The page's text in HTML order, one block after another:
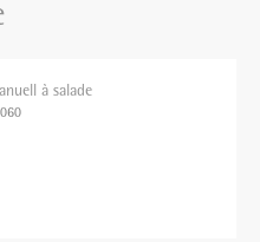
Nom A - Z
à salade